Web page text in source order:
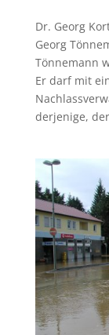
Dr. Georg
Georg
Tönnemann
Er darf mit
derjenige,